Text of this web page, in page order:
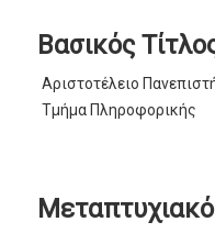
Βασικός
Αριστοτέλειο
Τμήμα Πληροφορικής